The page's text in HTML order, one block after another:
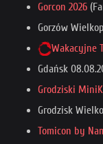
Gorcon 2026
Gorzów
Wakacyjne
Gdańsk
Grodziski
Grodzisk
Tomicon by